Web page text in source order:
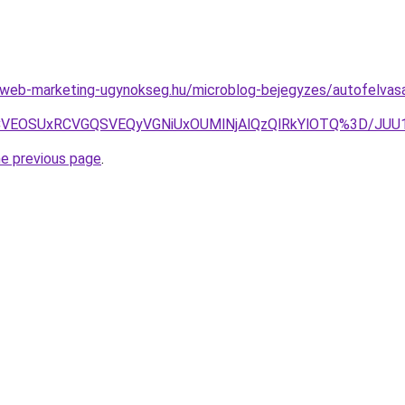
marketing-ugynokseg.hu/microblog-bejegyzes/
previous page.